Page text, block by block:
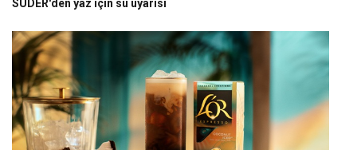
SUDER'den yaz için su uyarısı